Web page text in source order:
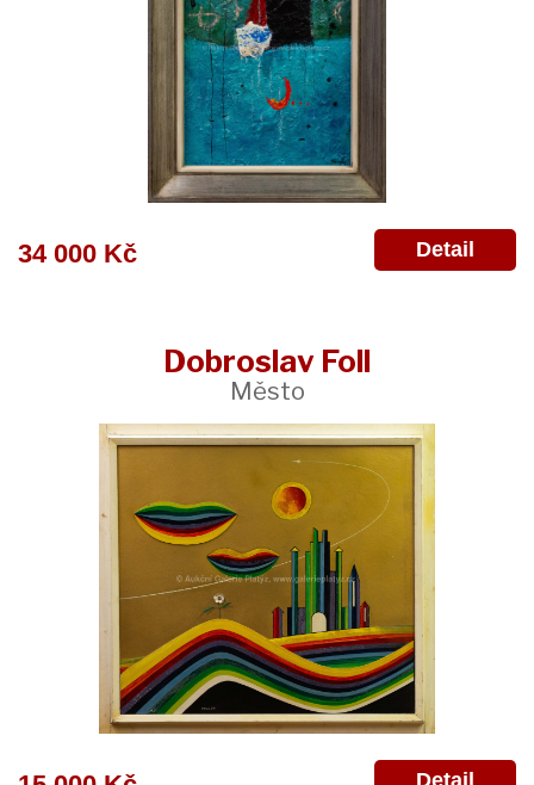
34 000 Kč Detail
Dobroslav Foll
Město